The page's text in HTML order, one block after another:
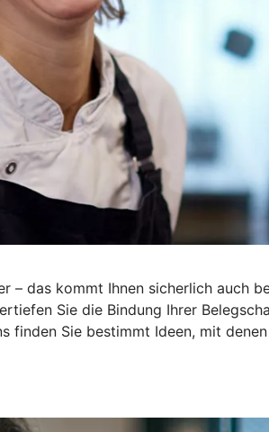
das kommt Ihnen sicherlich auch
Sie die Bindung Ihrer
finden Sie bestimmt Ideen, mit